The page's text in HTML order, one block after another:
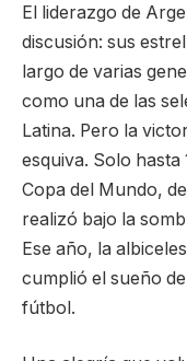
El liderazgo de
discusión: sus
largo de varias
como una de las
Latina. Pero la
esquiva. Solo
Copa del Mundo,
realizó bajo la
Ese año, la
cumplió el sueño
fútbol.